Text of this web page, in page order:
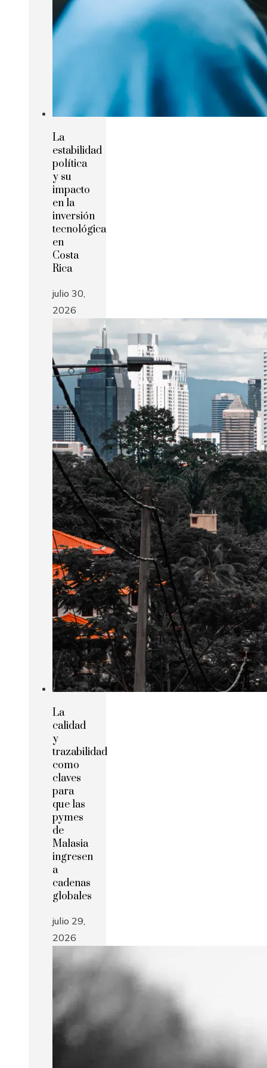
La
estabilidad
política
y su
impacto
en la
inversión
tecnológica
en
Costa
Rica
julio 30,
2026
La
calidad
y
trazabilidad
como
claves
para
que las
pymes
de
Malasia
ingresen
a
cadenas
globales
julio 29,
2026